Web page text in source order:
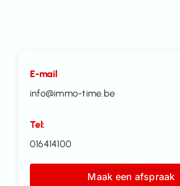
E-mail
info@immo-time.be
Tel:
016414100
Maak een afspraak